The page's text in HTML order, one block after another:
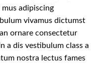
mus adipiscing
vivamus dictumst
ornare consectetur
a dis vestibulum class a
nostra lectus fames